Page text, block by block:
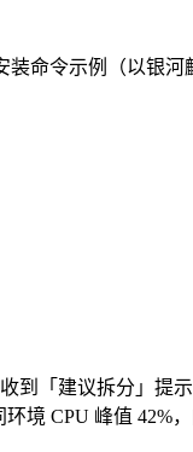
命令示例（以银河
到「建议拆分」提示
境 CPU 峰值 42%